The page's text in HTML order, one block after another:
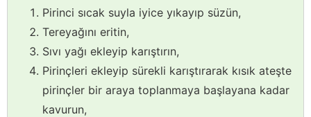
Pirinci sıcak suyla iyice yıkayıp süzün,
Tereyağını eritin,
Sıvı yağı ekleyip karıştırın,
Pirinçleri ekleyip sürekli karıştırarak kısık ateşte
pirinçler bir araya toplanmaya başlayana kadar
kavurun,